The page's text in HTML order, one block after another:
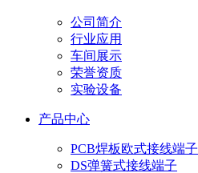
公司简介
行业应用
车间展示
荣誉资质
实验设备
产品中心
PCB焊板欧式接线端子
DS弹簧式接线端子